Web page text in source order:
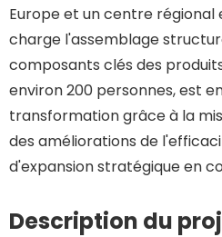
Europe et un centre régional
charge l'assemblage
composants clés des
environ 200 personnes, est
transformation grâce à la
des améliorations de
d'expansion stratégique en
Description du